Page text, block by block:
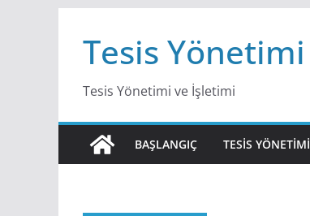
content
Tesis Yönetimi
Tesis Yönetimi ve İşletimi
BAŞLANGIÇ TESIS YÖNETIMI